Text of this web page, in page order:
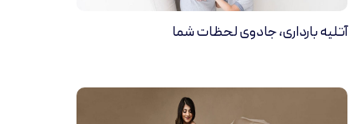
آتلیه بارداری، جادوی لحظات شما